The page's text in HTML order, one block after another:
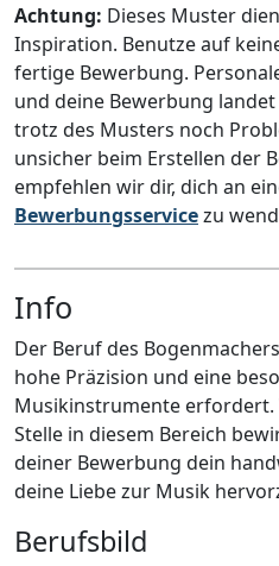
Achtung: Dieses Muster
Inspiration. Benutze auf
fertige Bewerbung.
und deine Bewerbung
trotz des Musters noch
unsicher beim Erstellen der
empfehlen wir dir, dich an
Bewerbungsservicezu
Info
Der Beruf des
hohe Präzision und eine
Musikinstrumente erfordert.
Stelle in diesem Bereich
deiner Bewerbung dein
deine Liebe zur Musik
Berufsbild